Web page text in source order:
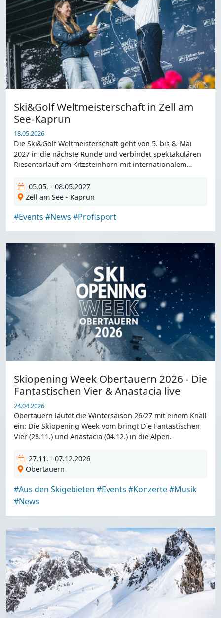
Ski&Golf Weltmeisterschaft in Zell am
See-Kaprun
18.05.2026
Die Ski&Golf Weltmeisterschaft geht von 5. bis 8. Mai
2027 in die nächste Runde und verbindet spektakulären
Riesentorlauf am Kitzsteinhorn mit internationalem
05.05. - 08.05.2027
Zell am See - Kaprun
#Events #News #Profisport
Skiopening Week Obertauern 2026 - Die
Fantastischen Vier & Anastacia live
24.04.2026
Obertauern läutet die Wintersaison 26/27 mit einem Knall
ein: Die Skiopening Week vom bringt Die Fantastischen
Vier (28.11.) und Anastacia (04.12.) in die Alpen.
27.11. - 07.12.2026
Obertauern
#Aus den Skigebieten #Events #Konzerte#Musik
#News